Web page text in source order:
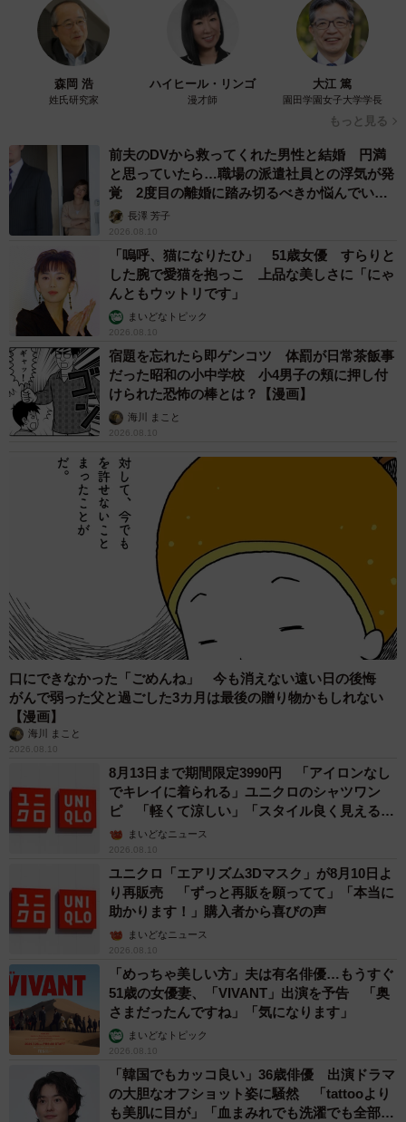
森岡 浩
姓氏研究家
ハイヒール・リンゴ
漫才師
大江 篤
園田学園女子大学学長
もっと見る
前夫のDVから救ってくれた男性と結婚 円満
と思っていたら…職場の派遣社員との浮気が発
覚 2度目の離婚に踏み切るべきか悩んでいま
す【夫婦関係修復カウンセラーが解説】
長澤 芳子
2026.08.10
「嗚呼、猫になりたひ」 51歳女優 すらりと
した腕で愛猫を抱っこ 上品な美しさに「にゃ
んともウットリです」
まいどなトピック
2026.08.10
宿題を忘れたら即ゲンコツ 体罰が日常茶飯事
だった昭和の小中学校 小4男子の頬に押し付
けられた恐怖の棒とは？【漫画】
海川 まこと
2026.08.10
口にできなかった「ごめんね」 今も消えない遠い日の後悔
がんで弱った父と過ごした3カ月は最後の贈り物かもしれない
【漫画】
海川 まこと
2026.08.10
8月13日まで期間限定3990円 「アイロンなし
でキレイに着られる」ユニクロのシャツワン
ピ 「軽くて涼しい」「スタイル良く見える」
の声まいどなニュース
2026.08.10
ユニクロ「エアリズム3Dマスク」が8月10日よ
り再販売 「ずっと再販を願ってて」「本当に
助かります！」購入者から喜びの声
まいどなニュース
2026.08.10
「めっちゃ美しい方」夫は有名俳優…もうすぐ
51歳の女優妻、「VIVANT」出演を予告 「奥
さまだったんですね」「気になります」
まいどなトピック
2026.08.10
「韓国でもカッコ良い」36歳俳優 出演ドラマ
の大胆なオフショット姿に騒然 「tattooより
も美肌に目が」「血まみれでも洗濯でも全部か